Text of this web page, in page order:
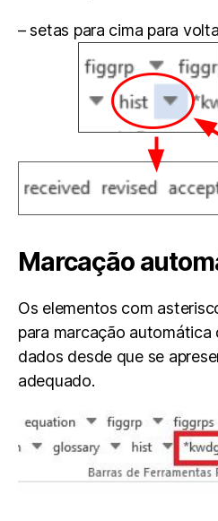
– setas para cima para
Marcação
Os elementos com
para marcação
dados desde que se
adequado.